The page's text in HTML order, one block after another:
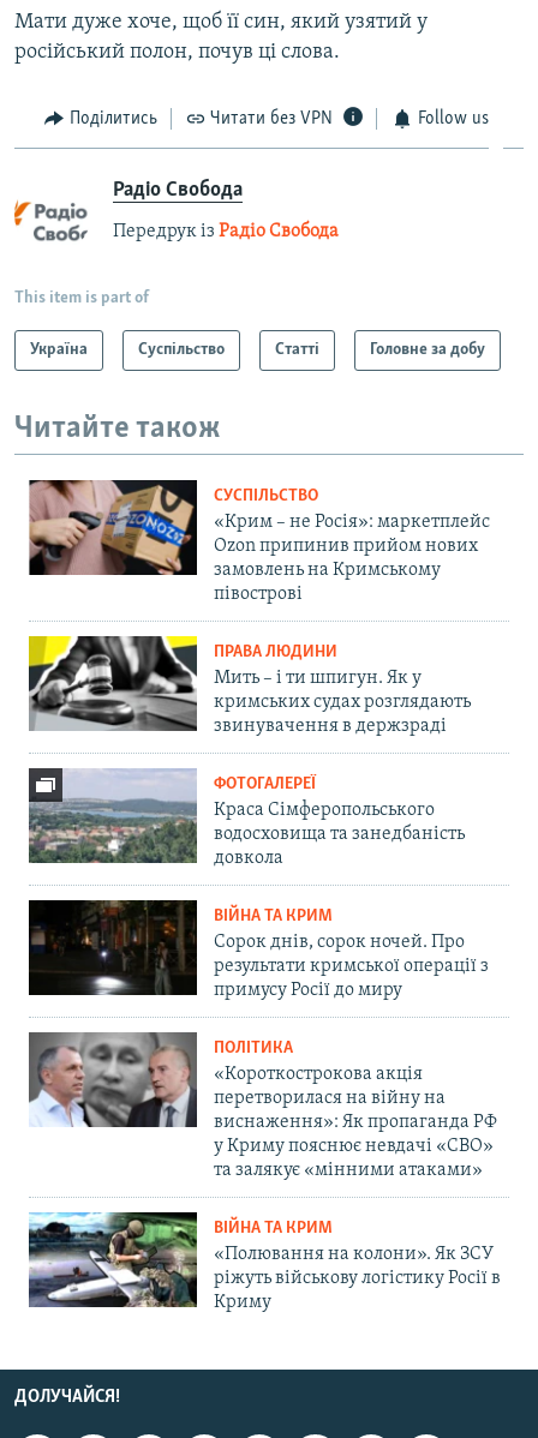
Мати дуже хоче, щоб її син, який узятий у
російський полон, почув ці слова.
Поділитись Читати без VPN Follow us
Радіо Свобода
Передрук із Радіо Свобода
This item is part of
Україна Суспільство Статті Головне за добу
Читайте також
СУСПІЛЬСТВО
«Крим – не Росія»: маркетплейс
Ozon припинив прийом нових
замовлень на Кримському
півострові
ПРАВА ЛЮДИНИ
Мить – і ти шпигун. Як у
кримських судах розглядають
звинувачення в держзраді
ФОТОГАЛЕРЕЇ
Краса Сімферопольського
водосховища та занедбаність
довкола
ВІЙНА ТА КРИМ
Сорок днів, сорок ночей. Про
результати кримської операції з
примусу Росії до миру
ПОЛІТИКА
«Короткострокова акція
перетворилася на війну на
виснаження»: Як пропаганда РФ
у Криму пояснює невдачі «СВО»
та залякує «мінними атаками»
ВІЙНА ТА КРИМ
«Полювання на колони». Як ЗСУ
ріжуть військову логістику Росії в
Криму
ДОЛУЧАЙСЯ!